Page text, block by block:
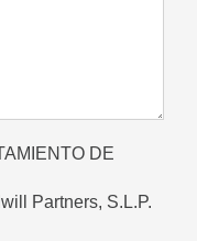
DE
Partners, S.L.P.